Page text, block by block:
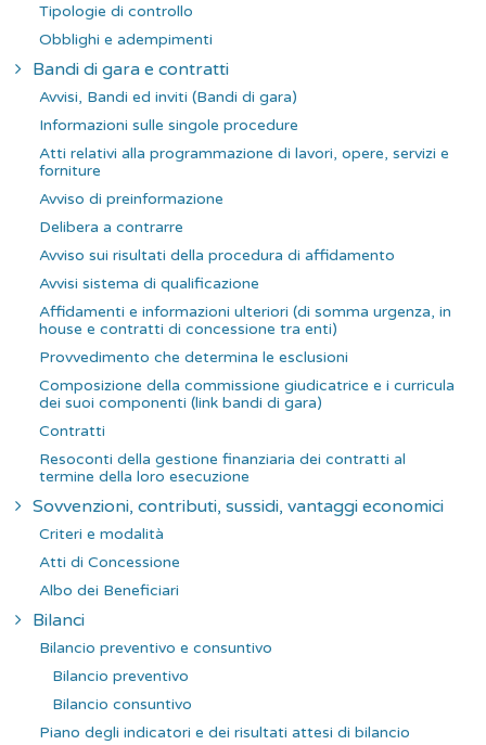
Tipologie di controllo
Obblighi e adempimenti
Bandi di gara e contratti
Avvisi, Bandi ed inviti (Bandi di gara)
Informazioni sulle singole procedure
Atti relativi alla programmazione di lavori, opere, servizi e
forniture
Avviso di preinformazione
Delibera a contrarre
Avviso sui risultati della procedura di affidamento
Avvisi sistema di qualificazione
Affidamenti e informazioni ulteriori (di somma urgenza, in
house e contratti di concessione tra enti)
Provvedimento che determina le esclusioni
Composizione della commissione giudicatrice e i curricula
dei suoi componenti (link bandi di gara)
Contratti
Resoconti della gestione finanziaria dei contratti al
termine della loro esecuzione
Sovvenzioni, contributi, sussidi, vantaggi economici
Criteri e modalità
Atti di Concessione
Albo dei Beneficiari
Bilanci
Bilancio preventivo e consuntivo
Bilancio preventivo
Bilancio consuntivo
Piano degli indicatori e dei risultati attesi di bilancio